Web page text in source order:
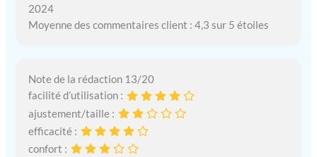
2024
Moyenne des commentaires client : 4,3 sur 5 étoiles
Note de la rédaction 13/20
facilité d’utilisation :
ajustement/taille :
efficacité :
confort :